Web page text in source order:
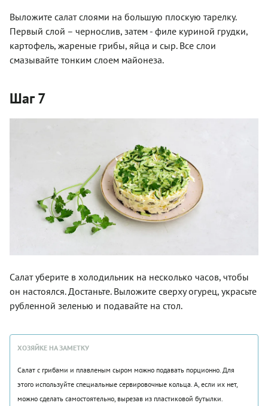
Выложите салат слоями на большую плоскую тарелку.
Первый слой – чернослив, затем - филе куриной грудки,
картофель, жареные грибы, яйца и сыр. Все слои
смазывайте тонким слоем майонеза.
Шаг 7
Салат уберите в холодильник на несколько часов, чтобы
он настоялся. Достаньте. Выложите сверху огурец, украсьте
рубленной зеленью и подавайте на стол.
ХОЗЯЙКЕ НА ЗАМЕТКУ
Салат с грибами и плавленым сыром можно подавать порционно. Для
этого используйте специальные сервировочные кольца. А, если их нет,
можно сделать самостоятельно, вырезав из пластиковой бутылки.